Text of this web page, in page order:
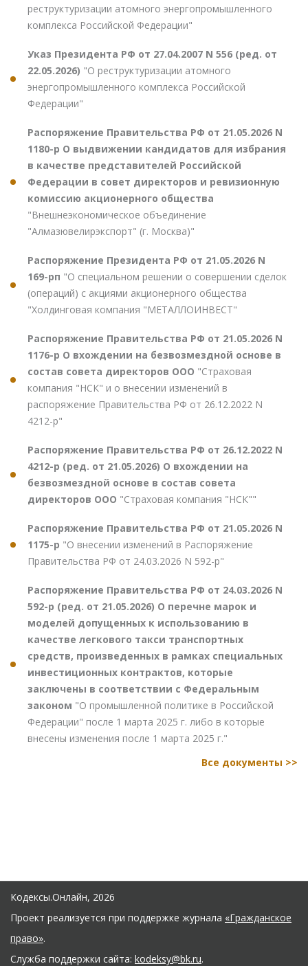
реструктуризации атомного энергопромышленного
комплекса Российской Федерации"
Указ Президента РФ от 27.04.2007 N 556 (ред. от
22.05.2026) "О реструктуризации атомного
энергопромышленного комплекса Российской
Федерации"
Распоряжение Правительства РФ от 21.05.2026 N
1180-р О выдвижении кандидатов для избрания
в качестве представителей Российской
Федерации в совет директоров и ревизионную
комиссию акционерного общества
"Внешнеэкономическое объединение
"Алмазювелирэкспорт" (г. Москва)"
Распоряжение Президента РФ от 21.05.2026 N
169-рп "О специальном решении о совершении сделок
(операций) с акциями акционерного общества
"Холдинговая компания "МЕТАЛЛОИНВЕСТ"
Распоряжение Правительства РФ от 21.05.2026 N
1176-р О вхождении на безвозмездной основе в
состав совета директоров ООО "Страховая
компания "НСК" и о внесении изменений в
распоряжение Правительства РФ от 26.12.2022 N
4212-р"
Распоряжение Правительства РФ от 26.12.2022 N
4212-р (ред. от 21.05.2026) О вхождении на
безвозмездной основе в состав совета
директоров ООО "Страховая компания "НСК""
Распоряжение Правительства РФ от 21.05.2026 N
1175-р "О внесении изменений в Распоряжение
Правительства РФ от 24.03.2026 N 592-р"
Распоряжение Правительства РФ от 24.03.2026 N
592-р (ред. от 21.05.2026) О перечне марок и
моделей допущенных к использованию в
качестве легкового такси транспортных
средств, произведенных в рамках специальных
инвестиционных контрактов, которые
заключены в соответствии с Федеральным
законом "О промышленной политике в Российской
Федерации" после 1 марта 2025 г. либо в которые
внесены изменения после 1 марта 2025 г."
Все документы >>
Кодексы.Онлайн, 2026
Проект реализуется при поддержке журнала «Гражданское
право».
Служба поддержки сайта: kodeksy@bk.ru.